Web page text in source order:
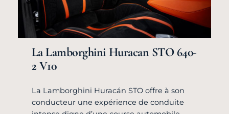
La Lamborghini Huracan STO 640-
2 V10
La Lamborghini Huracán STO offre à son
conducteur une expérience de conduite